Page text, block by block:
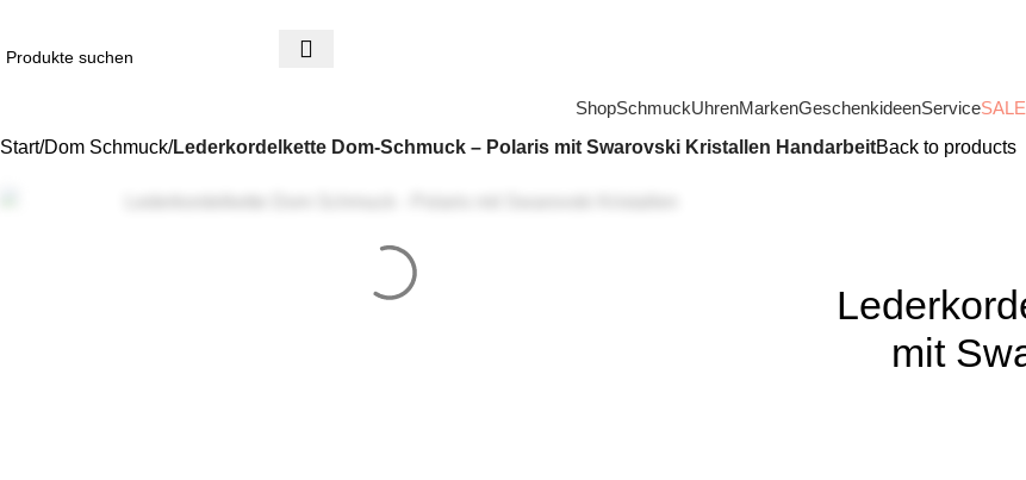
ShopSchmuckUhrenMarkenGeschenkideenServiceSALE
Start Dom Schmuck Lederkordelkette Dom-Schmuck – Polaris mit Swarovski Kristallen HandarbeitBack to products
mit